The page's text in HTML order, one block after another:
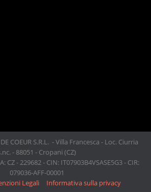
COEUR S.R.L. - Villa Francesca - Loc. Ciurria
- 88051 - Cropani (CZ)
CZ - 229682 - CIN: IT07903B4VSASE5G3 - CIR:
079036-AFF-00001
Legali Informativa sulla privacy